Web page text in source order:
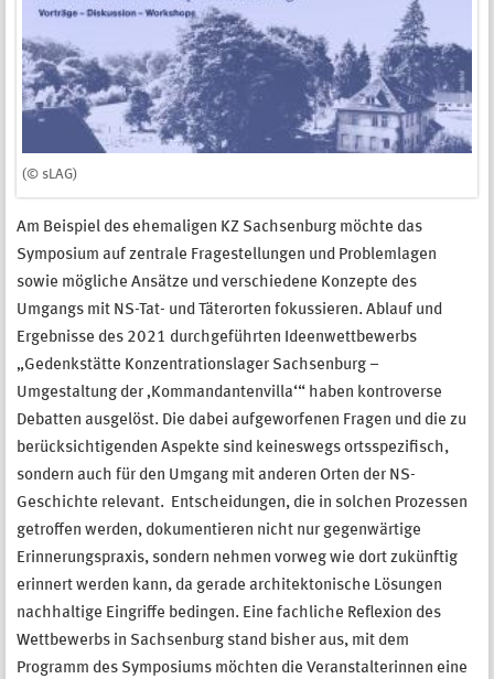
(© sLAG)
Am Beispiel des ehemaligen KZ Sachsenburg möchte das
Symposium auf zentrale Fragestellungen und Problemlagen
sowie mögliche Ansätze und verschiedene Konzepte des
Umgangs mit NS-Tat- und Täterorten fokussieren. Ablauf und
Ergebnisse des 2021 durchgeführten Ideenwettbewerbs
„Gedenkstätte Konzentrationslager Sachsenburg –
Umgestaltung der ‚Kommandantenvilla‘“ haben kontroverse
Debatten ausgelöst. Die dabei aufgeworfenen Fragen und die zu
berücksichtigenden Aspekte sind keineswegs ortsspezifisch,
sondern auch für den Umgang mit anderen Orten der NS-
Geschichte relevant. Entscheidungen, die in solchen Prozessen
getroffen werden, dokumentieren nicht nur gegenwärtige
Erinnerungspraxis, sondern nehmen vorweg wie dort zukünftig
erinnert werden kann, da gerade architektonische Lösungen
nachhaltige Eingriffe bedingen. Eine fachliche Reflexion des
Wettbewerbs in Sachsenburg stand bisher aus, mit dem
Programm des Symposiums möchten die Veranstalterinnen eine